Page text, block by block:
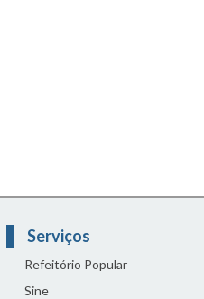
Serviços
Refeitório Popular
Sine